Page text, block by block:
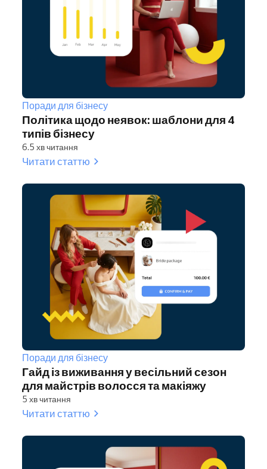
Поради для бізнесу
Політика щодо неявок: шаблони для 4
типів бізнесу
6.5 хв читання
Читати статтю
Поради для бізнесу
Гайд із виживання у весільний сезон
для майстрів волосся та макіяжу
5 хв читання
Читати статтю